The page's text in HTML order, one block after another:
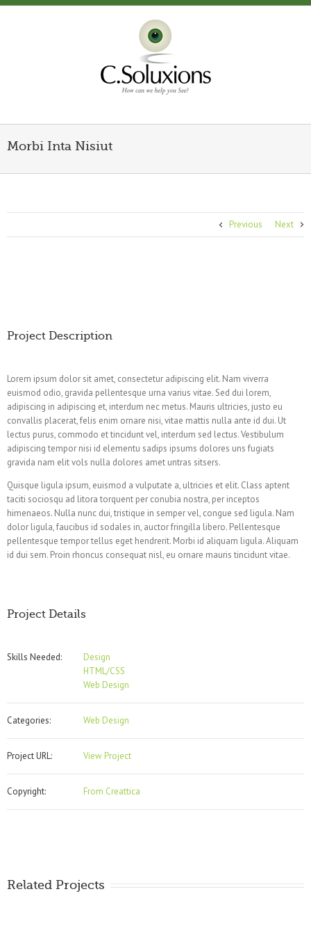
Morbi Inta Nisiut
Previous Next
Project Description
Lorem ipsum dolor sit amet, consectetur adipiscing elit. Nam viverra
euismod odio, gravida pellentesque urna varius vitae. Sed dui lorem,
adipiscing in adipiscing et, interdum nec metus. Mauris ultricies, justo eu
convallis placerat, felis enim ornare nisi, vitae mattis nulla ante id dui. Ut
lectus purus, commodo et tincidunt vel, interdum sed lectus. Vestibulum
adipiscing tempor nisi id elementu sadips ipsums dolores uns fugiats
gravida nam elit vols nulla dolores amet untras sitsers.
Quisque ligula ipsum, euismod a vulputate a, ultricies et elit. Class aptent
taciti sociosqu ad litora torquent per conubia nostra, per inceptos
himenaeos. Nulla nunc dui, tristique in semper vel, congue sed ligula. Nam
dolor ligula, faucibus id sodales in, auctor fringilla libero. Pellentesque
pellentesque tempor tellus eget hendrerit. Morbi id aliquam ligula. Aliquam
id dui sem. Proin rhoncus consequat nisl, eu ornare mauris tincidunt vitae.
Project Details
Skills Needed:
Design
HTML/CSS
Web Design
Categories: Web Design
Project URL: View Project
Copyright: From Creattica
Related Projects